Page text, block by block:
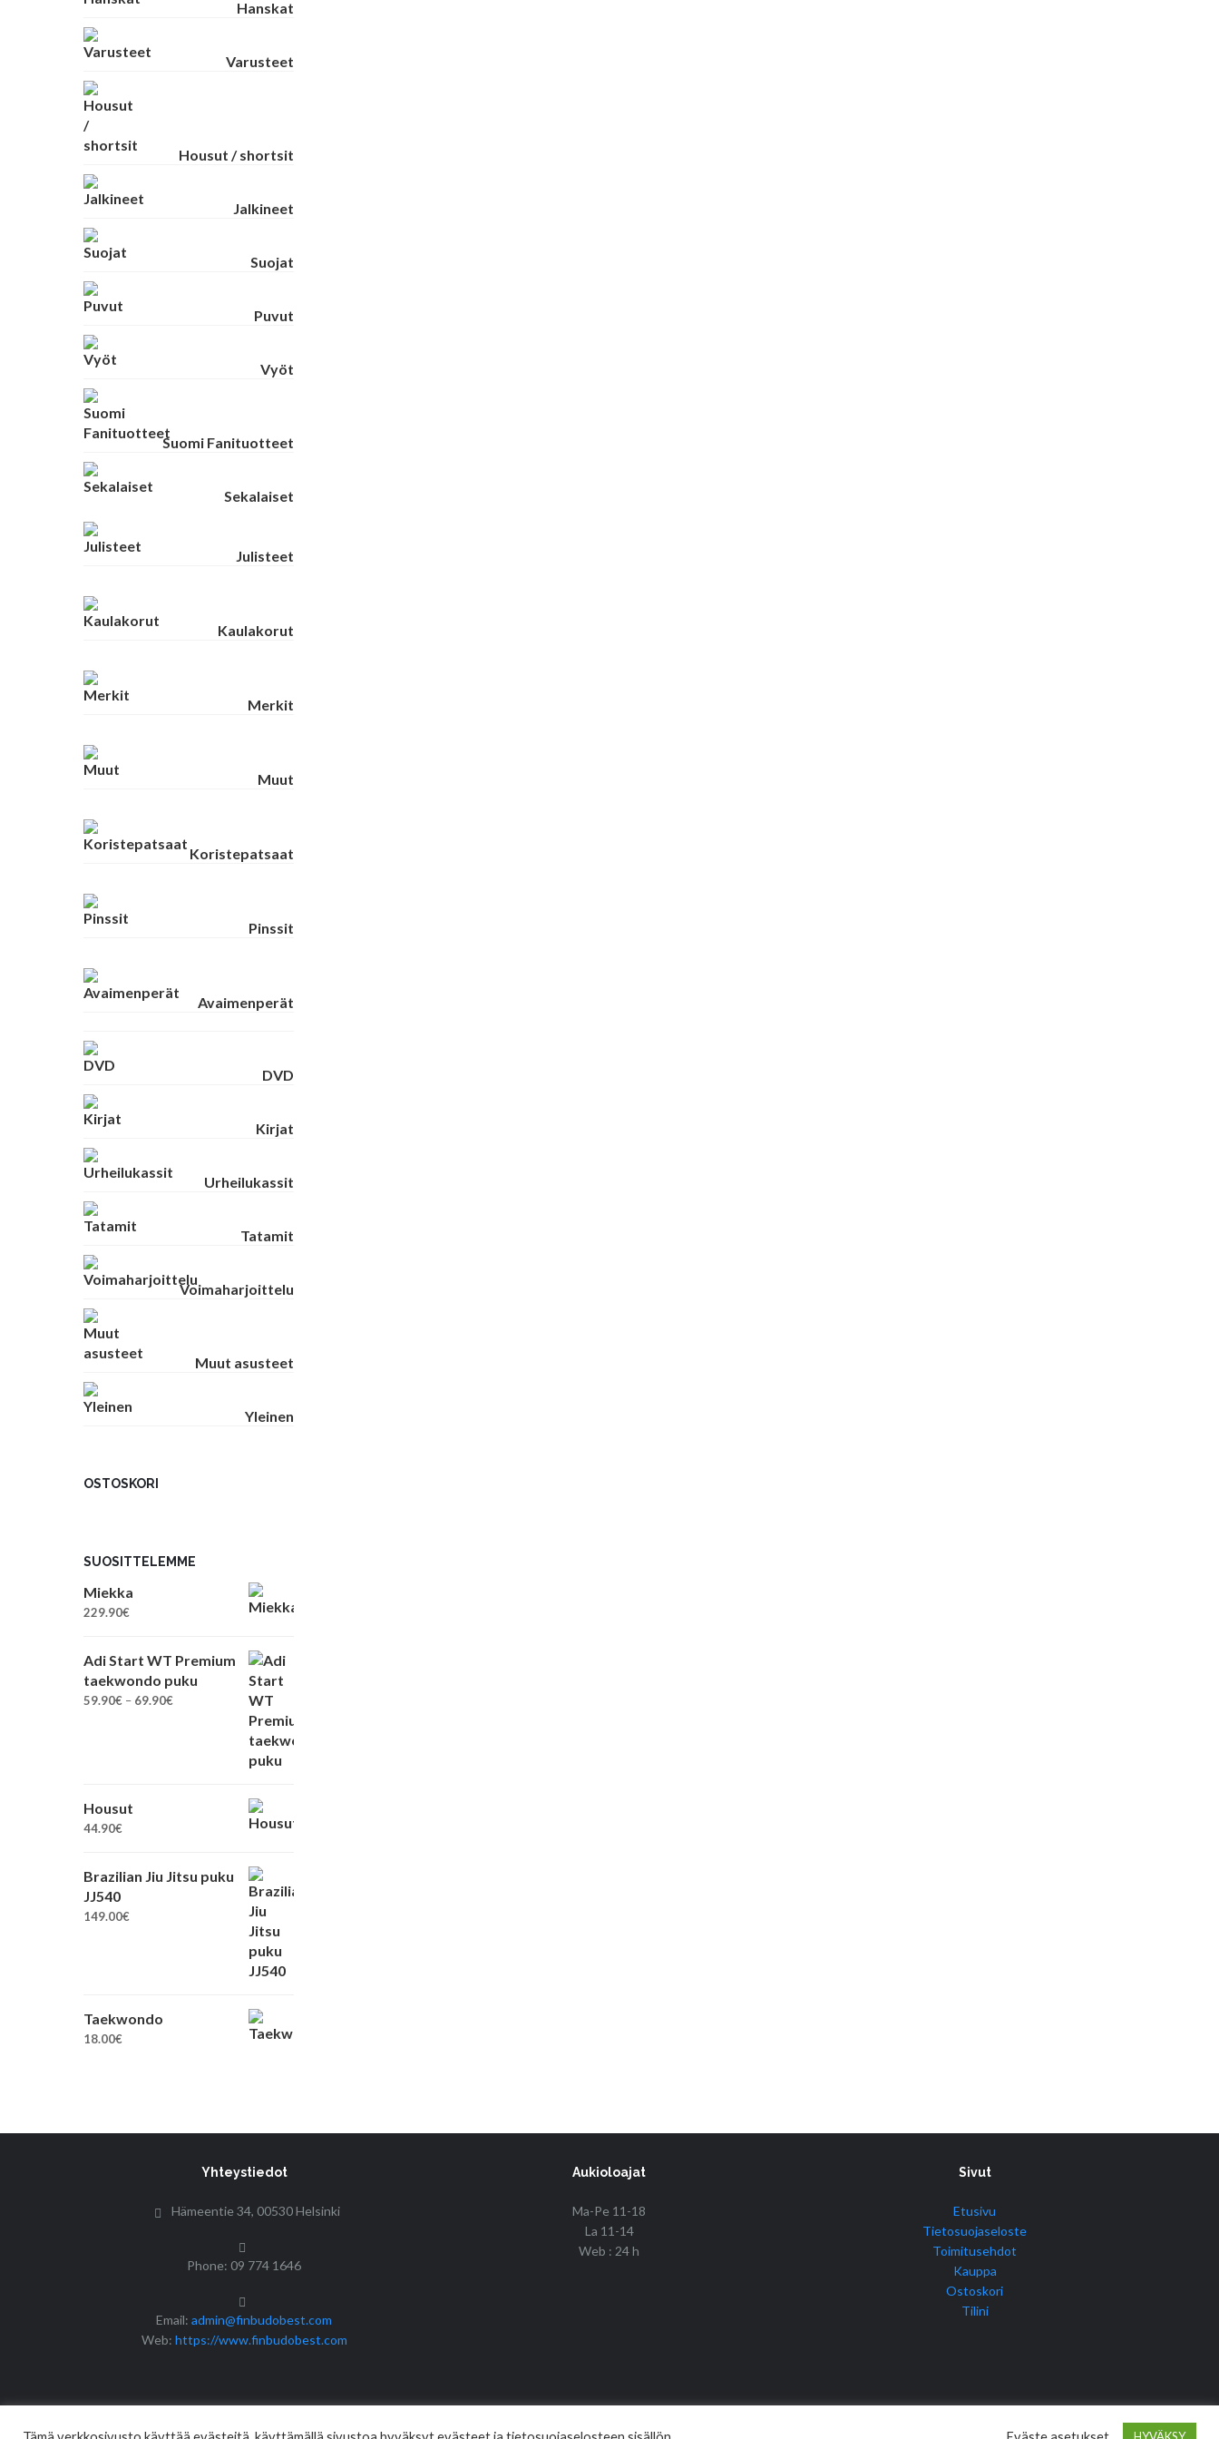
Hanskat
Varusteet
Housut / shortsit
Jalkineet
Suojat
Puvut
Vyöt
Suomi Fanituotteet
Sekalaiset
Julisteet
Kaulakorut
Merkit
Muut
Koristepatsaat
Pinssit
Avaimenperät
DVD
Kirjat
Urheilukassit
Tatamit
Voimaharjoittelu
Muut asusteet
Yleinen
OSTOSKORI
SUOSITTELEMME
Miekka
229.90€
Adi Start WT Premium
taekwondo puku
59.90€ – 69.90€
Housut
44.90€
Brazilian Jiu Jitsu puku
JJ540
149.00€
Taekwondo
18.00€
Yhteystiedot
Hämeentie 34, 00530 Helsinki
Phone: 09 774 1646
Email:admin@finbudobest.com
Web: https://www.finbudobest.com
Aukioloajat
Ma-Pe 11-18
La 11-14
Web : 24 h
Sivut
Etusivu
Tietosuojaseloste
Toimitusehdot
Kauppa
Ostoskori
Tilini
© Copyright 2017 Fin Budo Best | Golden Tiger